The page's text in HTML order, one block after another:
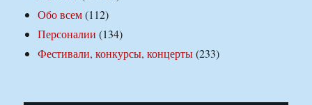
Обо всем(112)
Персоналии (134)
Фестивали, конкурсы, концерты(233)